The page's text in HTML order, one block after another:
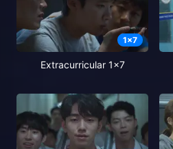
1x7
Extracurricular 1x7